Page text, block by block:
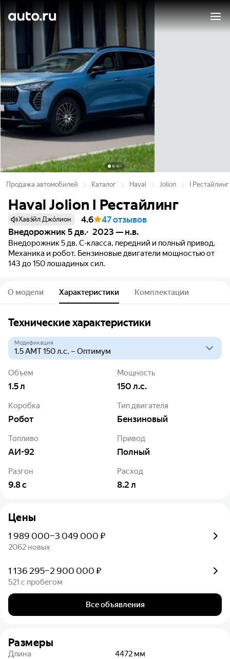
Продажа автомобилей Каталог Haval Jolion I Рестайлинг
Haval Jolion I Рестайлинг
Хавэ́йл Джо́лион 4.6
47 отзывов
Внедорожник 5 дв. 2023 — н.в.
Внедорожник 5 дв. C-класса, передний и полный привод.
Механика и робот. Бензиновые двигатели мощностью от
143 до 150 лошадиных сил.
О модели Характеристики Комплектации
Технические характеристики
Модификация
Объем
1.5л
Мощность
150 л.с.
Коробка
Робот
Тип двигателя
Бензиновый
Топливо
АИ-92
Привод
Полный
Разгон
9.8с
Расход
8.2 л
Цены
1 989 000–3 049 000 ₽
2062 новых
1 136 295–2 900 000 ₽
521 с пробегом
Все объявления
Размеры
Длина 4472 мм